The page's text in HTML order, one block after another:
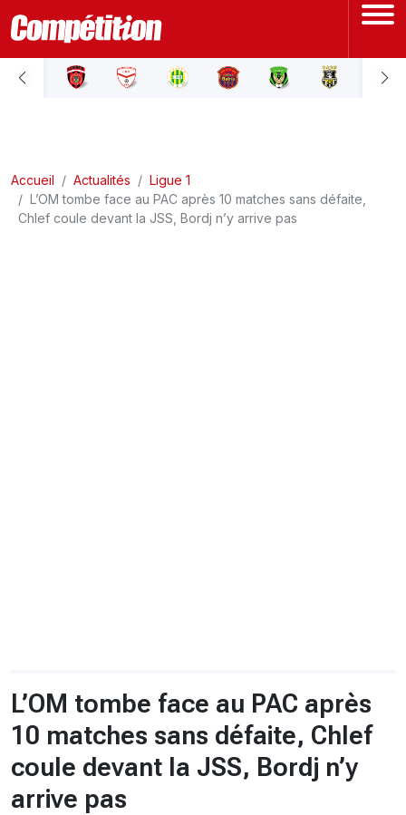
ACCUEIL
LIGUE 2
Accueil Actualités
Ligue 1
L’OM tombe face au PAC après 10 matches sans défaite,
Chlef coule devant la JSS, Bordj n’y arrive pas
L’OM tombe face au PAC après
10 matches sans défaite, Chlef
coule devant la JSS, Bordj n’y
arrive pas